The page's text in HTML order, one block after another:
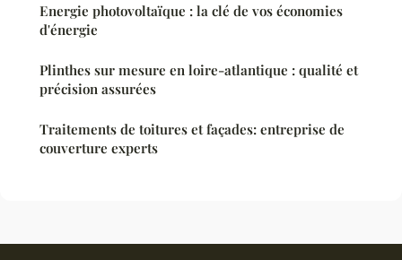
Energie photovoltaïque : la clé de vos économies
d'énergie
Plinthes sur mesure en loire-atlantique : qualité et
précision assurées
Traitements de toitures et façades: entreprise de
couverture experts